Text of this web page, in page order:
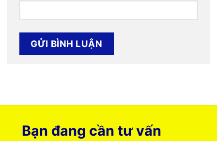
Bạn đang cần tư vấn